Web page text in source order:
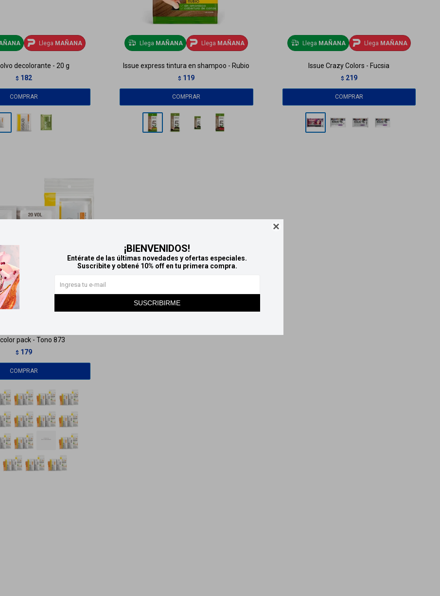

¡BIENVENIDOS!
Entérate de las últimas novedades y ofertas especiales.
Suscribite y obtené 10% off en tu primera compra.
SUSCRIBIRME
Llega MAÑANA
decolorante - 20 g
$ 182
Llega MAÑANA Llega MAÑANA
Issue express tintura en shampoo - Rubio
$ 119
Llega MAÑANA Llega MAÑANA
Issue Crazy Colors - Fucsia
$ 219
pack - Tono 873
$ 179